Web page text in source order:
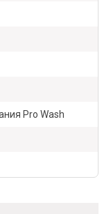
Pro Wash